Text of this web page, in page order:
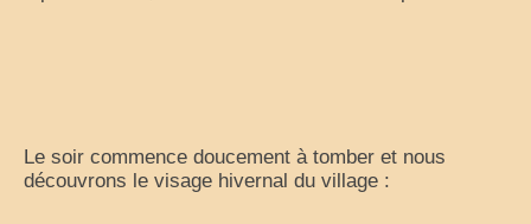
Escapades
Le soir commence doucement à tomber et nous
découvrons le visage hivernal du village :